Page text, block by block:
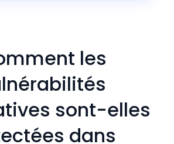
les
sont-elles
dans